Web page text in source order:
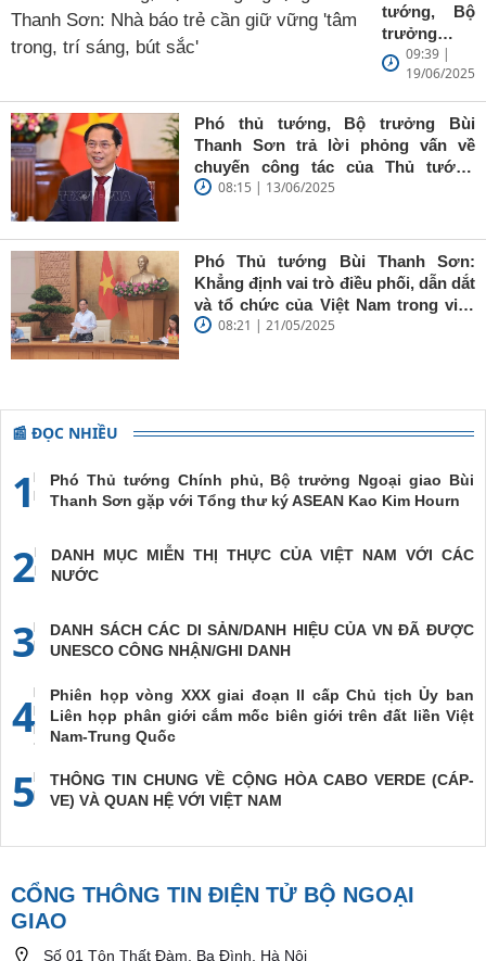
tướng, Bộ
trưởng
Ngoại giao
Bùi Thanh
Sơn: Nhà
báo trẻ cần
giữ vững
'tâm trong,
09:39 |
19/06/2025
Phó thủ tướng, Bộ trưởng Bùi
Thanh Sơn trả lời phỏng vấn về
chuyến công tác của Thủ tướng
Chính phủ đến Estonia, Pháp và
08:15 | 13/06/2025
Phó Thủ tướng Bùi Thanh Sơn:
Khẳng định vai trò điều phối, dẫn dắt
và tổ chức của Việt Nam trong việc
đề cao chủ nghĩa đa phương, đoàn
08:21 | 21/05/2025
📰 ĐỌC NHIỀU
1
Phó Thủ tướng Chính phủ, Bộ trưởng Ngoại giao Bùi
Thanh Sơn gặp với Tổng thư ký ASEAN Kao Kim Hourn
2
DANH MỤC MIỄN THỊ THỰC CỦA VIỆT NAM VỚI CÁC
NƯỚC
3
DANH SÁCH CÁC DI SẢN/DANH HIỆU CỦA VN ĐÃ ĐƯỢC
UNESCO CÔNG NHẬN/GHI DANH
4
Phiên họp vòng XXX giai đoạn II cấp Chủ tịch Ủy ban
Liên họp phân giới cắm mốc biên giới trên đất liền Việt
Nam-Trung Quốc
5
THÔNG TIN CHUNG VỀ CỘNG HÒA CABO VERDE (CÁP-
VE) VÀ QUAN HỆ VỚI VIỆT NAM
CỔNG THÔNG TIN ĐIỆN TỬ BỘ NGOẠI
GIAO
Số 01 Tôn Thất Đàm, Ba Đình, Hà Nội